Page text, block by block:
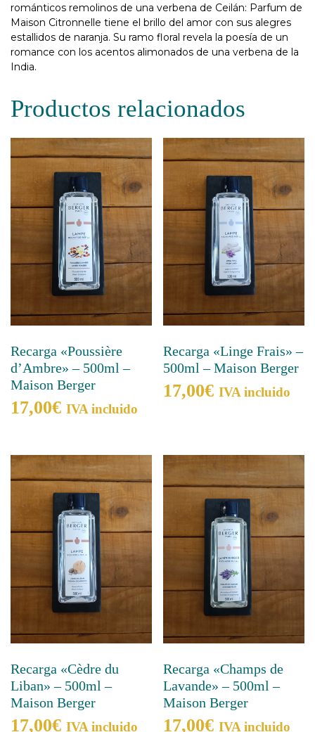
románticos remolinos de una verbena de Ceilán: Parfum de
Maison Citronnelle tiene el brillo del amor con sus alegres
estallidos de naranja. Su ramo floral revela la poesía de un
romance con los acentos alimonados de una verbena de la
India.
Productos relacionados
Recarga «Poussière
d’Ambre» – 500ml –
Maison Berger
17,00€ IVA incluido
Recarga «Linge Frais» –
500ml – Maison Berger
17,00€ IVA incluido
Recarga «Cèdre du
Liban» – 500ml –
Maison Berger
17,00€ IVA incluido
Recarga «Champs de
Lavande» – 500ml –
Maison Berger
17,00€ IVA incluido